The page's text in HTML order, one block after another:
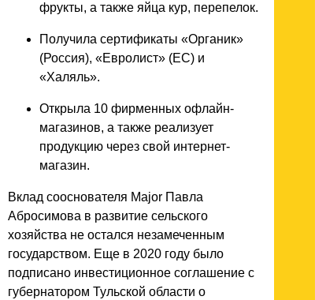
фрукты, а также яйца кур, перепелок.
Получила сертификаты «Органик»
(Россия), «Евролист» (ЕС) и
«Халяль».
Открыла 10 фирменных офлайн-
магазинов, а также реализует
продукцию через свой интернет-
магазин.
Вклад сооснователя Major Павла
Абросимова в развитие сельского
хозяйства не остался незамеченным
государством. Еще в 2020 году было
подписано инвестиционное соглашение с
губернатором Тульской области о